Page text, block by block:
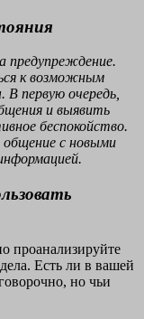
предупреждение.
к возможным
первую очередь,
и выявить
беспокойство.
с новыми
проанализируйте
Есть ли в вашей
но чьи